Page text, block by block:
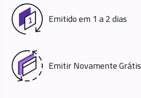
Emitido em 1 a 2 dias
Emitir Novamente Grátis